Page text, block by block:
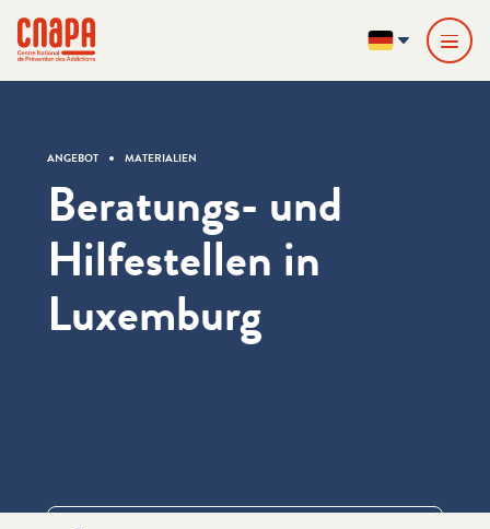
cnapa
DE
ANGEBOT MATERIALIEN
Beratungs- und
Hilfestellen in
Luxemburg